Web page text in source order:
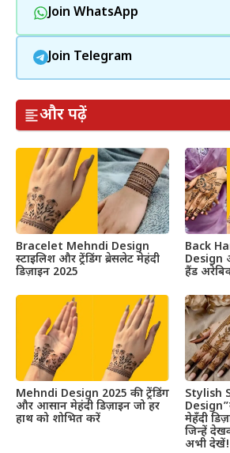
Join WhatsApp
Join Telegram
और पढ़ें
Bracelet Mehndi Design
स्टाइलिश और ट्रेंडिंग ब्रेसलेट मेहंदी
डिज़ाइन 2025
Back
हैंड
Mehndi Design 2025 की ट्रेंडिंग
और आसान मेहंदी डिज़ाइन जो हर
हाथ को शोभित करें
Stylish
मेहँदी
जिन्हें
अभी